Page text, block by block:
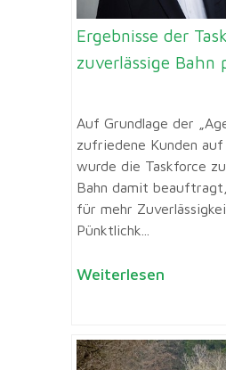
Ergebnisse der
zuverlässige Bahn
Auf Grundlage der
zufriedene Kunden auf
wurde die Taskforce
Bahn damit
für mehr
Pünktlichk...
Weiterlesen